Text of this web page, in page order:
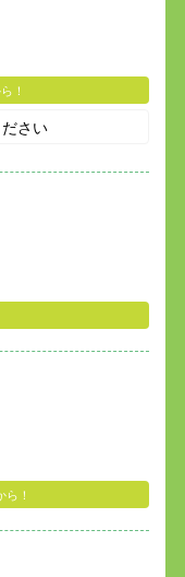
！
さい
！